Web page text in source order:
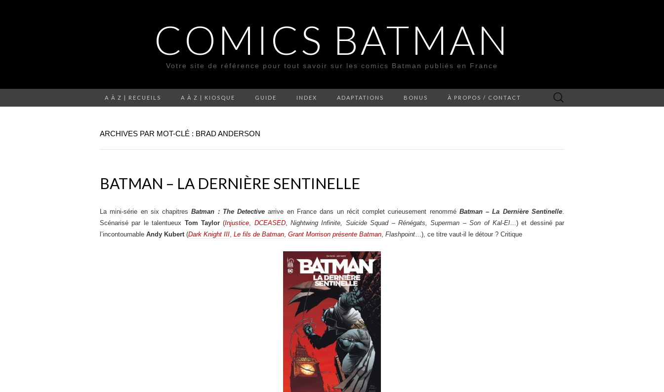
COMICS BATMAN
Votre site de référence pour tout savoir sur les comics Batman publiés en France
A À Z | RECUEILS A À Z | KIOSQUE GUIDE INDEX ADAPTATIONS BONUS À PROPOS / CONTACT Rechercher :
ARCHIVES PAR MOT-CLÉ : BRAD ANDERSON
BATMAN – LA DERNIÈRE SENTINELLE
La mini-série en six chapitresBatman : The Detective arrive en France dans un récit complet curieusement renommé Batman – La Dernière Sentinelle.
Scénarisé par le talentueux Tom Taylor(Injustice, DCEASED,Nightwing Infinite, Suicide Squad – Rénégats, Superman – Son of Kal-El…) et dessiné par
l’incontournable Andy Kubert(Dark Knight III, Le fils de Batman, Grant Morrison présente Batman, Flashpoint…), ce titre vaut-il le détour ? Critique